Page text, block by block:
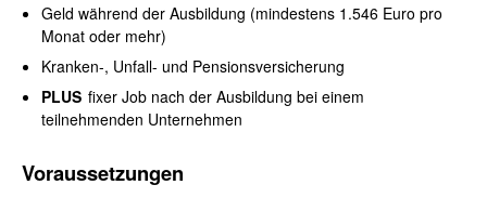
Geld während der Ausbildung (mindestens 1.546 Euro pro
Monat oder mehr)
Kranken-, Unfall- und Pensionsversicherung
PLUS fixer Job nach der Ausbildung bei einem
teilnehmenden Unternehmen
Voraussetzungen